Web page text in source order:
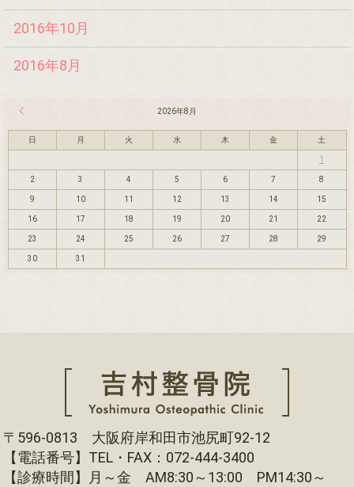
2016年10月
2016年8月
2026年8月
日 月 火 水 木 金 土
1
2 3 4 5 6 7 8
9 10 11 12 13 14 15
16 17 18 19 20 21 22
23 24 25 26 27 28 29
30 31
〒596-0813 大阪府岸和田市池尻町92-12
【電話番号】TEL・FAX：072-444-3400
【診療時間】月～金 AM8:30～13:00 PM14:30～